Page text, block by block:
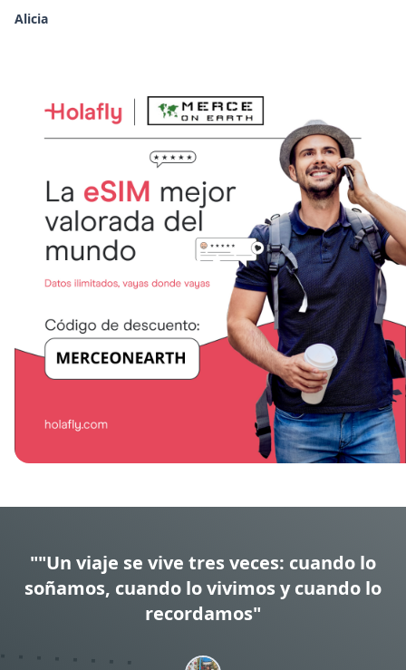
Alicia
""Un viaje se vive tres veces: cuando lo
soñamos, cuando lo vivimos y cuando lo
recordamos"